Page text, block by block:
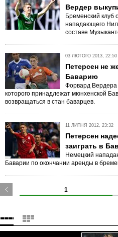
Вердер
Бременский клуб
нападающего
составе
03 ЛЮТОГО 2013, 22:50
Петерсен не
Баварию
Форвард
которого принадлежат мюнхенской
возвращаться в стан баварцев.
11 ЛИПНЯ 2012, 23:32
Петерсен
заиграть в
Немецкий
Баварии по окончании аренды в
1